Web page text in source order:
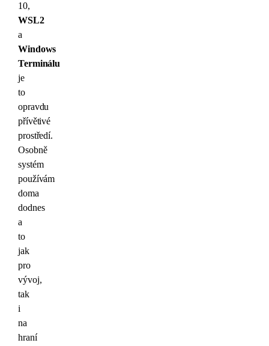
10,
WSL2
a
Windows
Terminálu
je
to
opravdu
přívětivé
prostředí.
Osobně
systém
používám
doma
dodnes
a
to
jak
pro
vývoj,
tak
i
na
hraní